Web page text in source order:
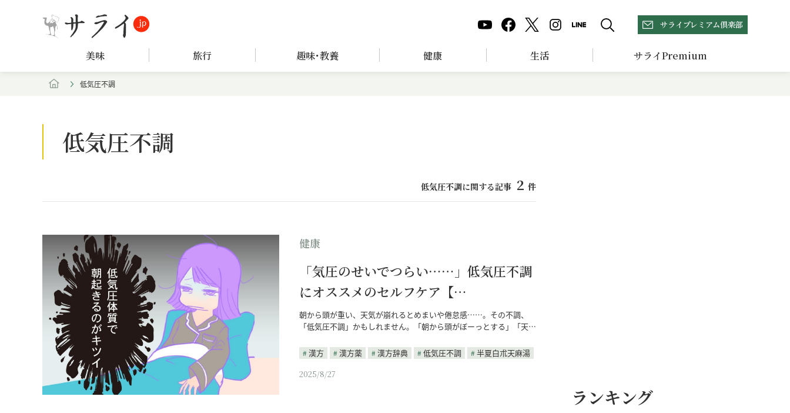
サライプレミアム倶楽部
美味 旅行 趣味･教養 健康 生活 サライPremium
低気圧不調
低気圧不調
低気圧不調に関する記事 2 件
健康
「気圧のせいでつらい……」低気圧不調
にオススメのセルフケア【…
朝から頭が重い、天気が崩れるとめまいや倦怠感……。その不調、
「低気圧不調」かもしれません。「朝から頭がぼーっとする」「天…
漢方 漢方薬 漢方辞典 低気圧不調
半夏白朮天麻湯
2025/8/27
ランキング